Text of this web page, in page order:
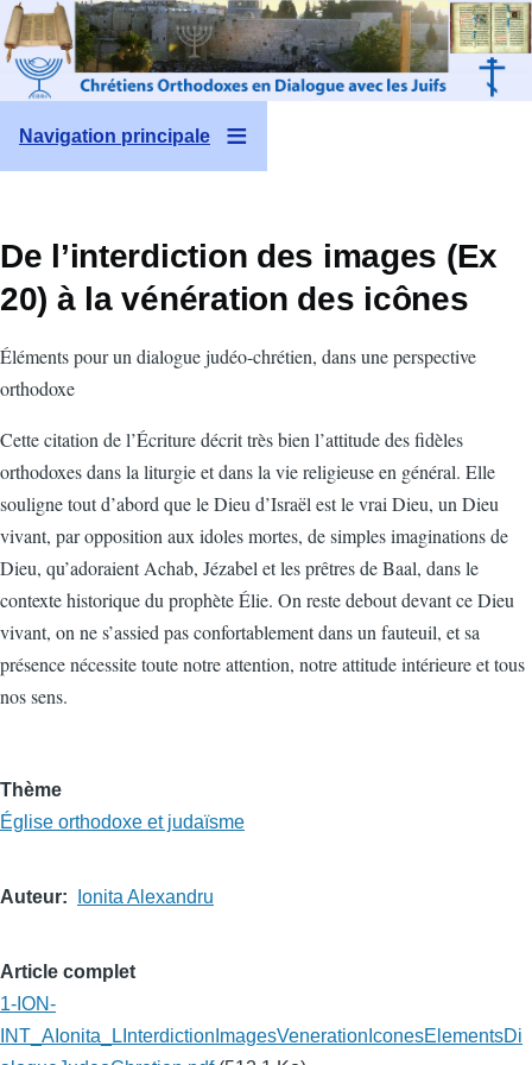
Aller au contenu principal
Navigation principale
De l’interdiction des images (Ex
20) à la vénération des icônes
Éléments pour un dialogue judéo-chrétien, dans une perspective
orthodoxe
Cette citation de l’Écriture décrit très bien l’attitude des fidèles
orthodoxes dans la liturgie et dans la vie religieuse en général. Elle
souligne tout d’abord que le Dieu d’Israël est le vrai Dieu, un Dieu
vivant, par opposition aux idoles mortes, de simples imaginations de
Dieu, qu’adoraient Achab, Jézabel et les prêtres de Baal, dans le
contexte historique du prophète Élie. On reste debout devant ce Dieu
vivant, on ne s’assied pas confortablement dans un fauteuil, et sa
présence nécessite toute notre attention, notre attitude intérieure et tous
nos sens.
Thème
Église orthodoxe et judaïsme
Auteur Ionita Alexandru
Article complet
1-ION-
INT_AIonita_LInterdictionImagesVenerationIconesElementsDi